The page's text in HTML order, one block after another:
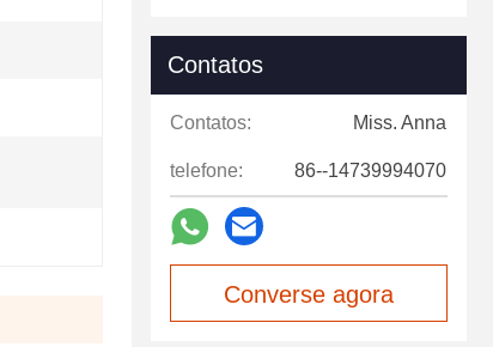
Contatos
Contatos: Miss. Anna
telefone: 86--14739994070
Converse agora